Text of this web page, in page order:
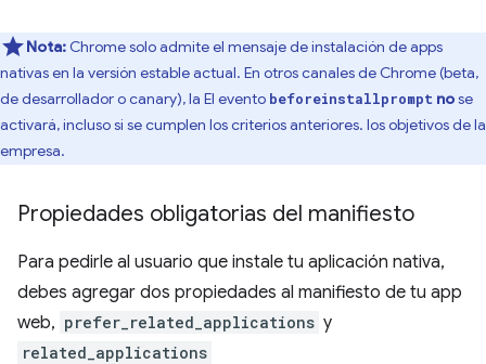
Nota: Chrome solo admite el mensaje de instalación de apps
nativas en la versión estable actual. En otros canales de Chrome (beta,
de desarrollador o canary), la El evento beforeinstallprompt nose
activará, incluso si se cumplen los criterios anteriores. los objetivos de la
empresa.
Propiedades obligatorias del manifiesto
Para pedirle al usuario que instale tu aplicación nativa,
debes agregar dos propiedades al manifiesto de tu app
web, prefer_related_applications y
related_applications